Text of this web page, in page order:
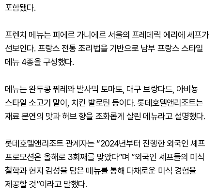
포함됐다.
프렌치 메뉴는 피에르 가니에르 서울의 프레데릭 에리에 셰프가
선보인다. 프랑스 전통 조리법을 기반으로 남부 프랑스 스타일
메뉴 4종을 구성했다.
메뉴는 완두콩 퓌레와 발사믹 토마토, 대구 브랑다드, 아비뇽
스타일 소고기 말이, 치킨 발로틴 등이다. 롯데호텔앤리조트는
재료 본연의 맛과 허브 향을 조화롭게 살린 메뉴라고 설명했다.
롯데호텔앤리조트 관계자는 “2024년부터 진행한 외국인 셰프
프로모션은 올해로 3회째를 맞았다”며 “외국인 셰프들의 미식
철학과 현지 감성을 담은 메뉴를 통해 다채로운 미식 경험을
제공할 것”이라고 말했다.